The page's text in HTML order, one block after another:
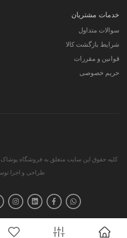
خدمات مشتریان
سوالات متداول
شرایط بازگشت کالا
قوانین و مقررات
حریم خصوصی
کلیه حقوق این سایت متعلق به فروشگاه پوشاک
طراحی و اجرا